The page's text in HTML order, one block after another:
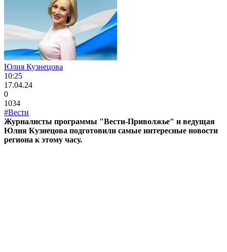
Юлия Кузнецова
10:25
17.04.24
0
1034
#Вести
Журналисты программы "Вести-Приволжье" и ведущая
Юлия Кузнецова подготовили самые интересные новости
региона к этому часу.